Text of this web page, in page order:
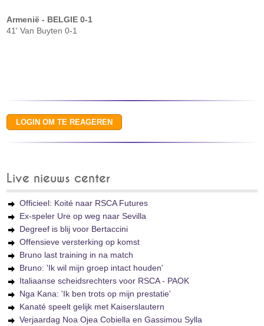
Armenië - BELGIE 0-1
41' Van Buyten 0-1
Live nieuws center
Officieel: Koité naar RSCA Futures
Ex-speler Ure op weg naar Sevilla
Degreef is blij voor Bertaccini
Offensieve versterking op komst
Bruno last training in na match
Bruno: 'Ik wil mijn groep intact houden'
Italiaanse scheidsrechters voor RSCA - PAOK
Nga Kana: 'Ik ben trots op mijn prestatie'
Kanaté speelt gelijk met Kaiserslautern
Verjaardag Noa Ojea Cobiella en Gassimou Sylla